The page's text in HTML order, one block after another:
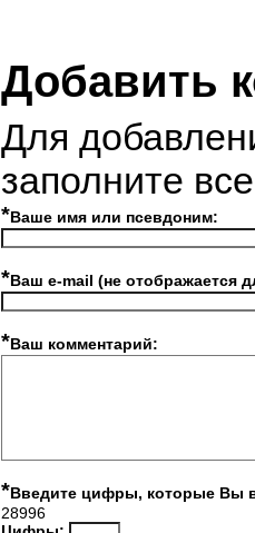
Добавить
Для
заполните
*Ваше имя или псевдоним:
*Ваш e-mail (не отображается
*Ваш комментарий:
*Введите цифры, которые Вы
28996